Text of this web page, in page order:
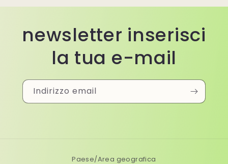
newsletter inserisci
la tua e-mail
Indirizzo email
Paese/Area geografica